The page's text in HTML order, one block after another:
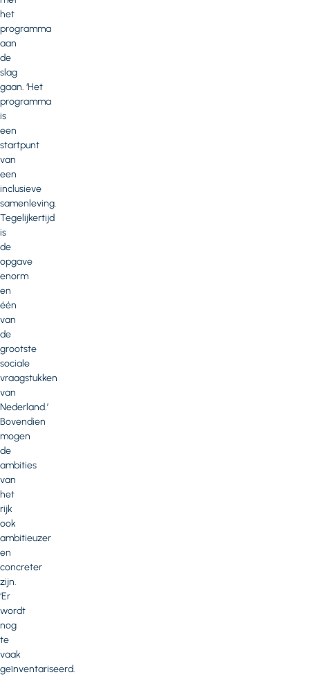
het
programma
aan
de
slag
gaan. ‘Het
programma
is
een
startpunt
van
een
inclusieve
samenleving.
Tegelijkertijd
is
de
opgave
enorm
en
één
van
de
grootste
sociale
vraagstukken
van
Nederland.’
Bovendien
mogen
de
ambities
van
het
rijk
ook
ambitieuzer
en
concreter
zijn.
‘Er
wordt
nog
te
vaak
geïnventariseerd.